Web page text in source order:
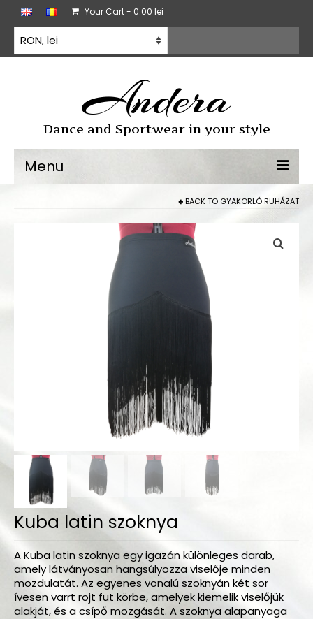
Your Cart- 0.00 lei
Andera
Dance and Sportwear in your style
Menu
Sporttánc ruha
Gyakorló ruházat
Minden termék
Bodyk és toppok
Nadrágok
Dancers kollekció
Egyéni megrendelések
Sportruházat
Tropical kollekció
Fitnesz kollekció
Geo kollekció
Dancers kollekció
Summer kollekció
BACK TO GYAKORLÓ RUHÁZAT
Kuba latin szoknya
A Kuba latin szoknya egy igazán különleges darab,
amely látványosan hangsúlyozza viselője minden
mozdulatát. Az egyenes vonalú szoknyán két sor
ívesen varrt rojt fut körbe, amelyek kiemelik viselőjük
alakját, és a csípő mozgását. A szoknya alapanyaga